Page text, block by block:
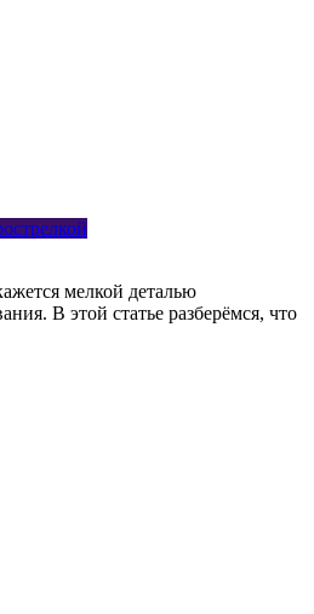
мелкой деталью
В этой статье разберёмся, что